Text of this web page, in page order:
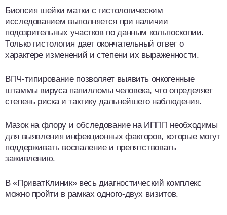
Биопсия шейки матки с гистологическим
исследованием выполняется при наличии
подозрительных участков по данным кольпоскопии.
Только гистология дает окончательный ответ о
характере изменений и степени их выраженности.
ВПЧ-типирование позволяет выявить онкогенные
штаммы вируса папилломы человека, что определяет
степень риска и тактику дальнейшего наблюдения.
Мазок на флору и обследование на ИППП необходимы
для выявления инфекционных факторов, которые могут
поддерживать воспаление и препятствовать
заживлению.
В «ПриватКлиник» весь диагностический комплекс
можно пройти в рамках одного-двух визитов.